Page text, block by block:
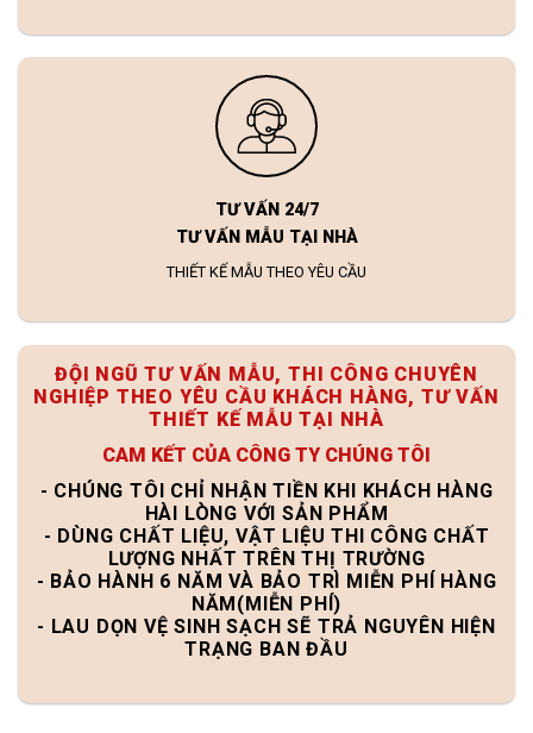
TƯ VẤN 24/7
TƯ VẤN MẪU TẠI NHÀ
THIẾT KẾ MẪU THEO YÊU CẦU
ĐỘI NGŨ TƯ VẤN MẪU, THI CÔNG CHUYÊN
NGHIỆP THEO YÊU CẦU KHÁCH HÀNG, TƯ VẤN
THIẾT KẾ MẪU TẠI NHÀ
CAM KẾT CỦA CÔNG TY CHÚNG TÔI
- CHÚNG TÔI CHỈ NHẬN TIỀN KHI KHÁCH HÀNG
HÀI LÒNG VỚI SẢN PHẨM
- DÙNG CHẤT LIỆU, VẬT LIỆU THI CÔNG CHẤT
LƯỢNG NHẤT TRÊN THỊ TRƯỜNG
- BẢO HÀNH 6 NĂM VÀ BẢO TRÌ MIỄN PHÍ HÀNG
NĂM(MIỄN PHÍ)
- LAU DỌN VỆ SINH SẠCH SẼ TRẢ NGUYÊN HIỆN
TRẠNG BAN ĐẦU